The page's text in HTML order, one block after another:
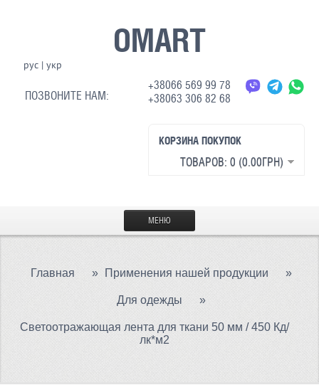
OMART
рус| укр
ПОЗВОНИТЕ НАМ:
+38066 569 99 78
+38063 306 82 68
КОРЗИНА ПОКУПОК
ТОВАРОВ: 0 (0.00ГРН)
МЕНЮ
МАТЕРИАЛЫ
СВЕТООТРАЖАЮЩАЯ ТКАНЬ
ТЕРМОХРОМНАЯ ТКАНЬ
Главная » Применения нашей продукции »
Для одежды »
Светоотражающая лента для ткани 50 мм / 450 Кд/
лк*м2